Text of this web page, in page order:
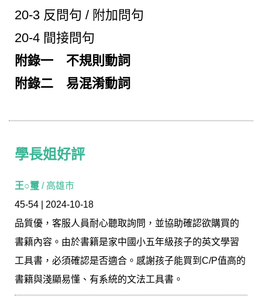
20-3 反問句 / 附加問句
20-4 間接問句
附錄一 不規則動詞
附錄二 易混淆動詞
學長姐好評
王○璽 / 高雄市
45-54 | 2024-10-18
品質優，客服人員耐心聽取詢問，並協助確認欲購買的
書籍內容。由於書籍是家中國小五年級孩子的英文學習
工具書，必須確認是否適合。感謝孩子能買到C/P值高的
書籍與淺顯易懂、有系統的文法工具書。